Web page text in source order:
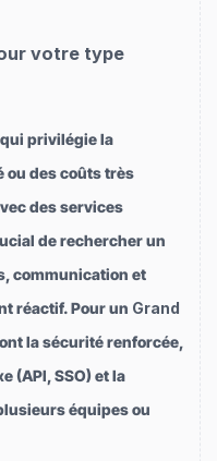
votre type
privilégie la
ou des coûts très
des services
de rechercher un
communication et
réactif. Pour un Grand
la sécurité renforcée,
(API, SSO) et la
équipes ou